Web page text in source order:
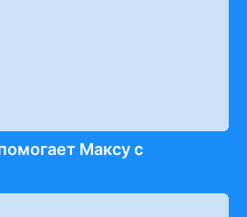
Максу с